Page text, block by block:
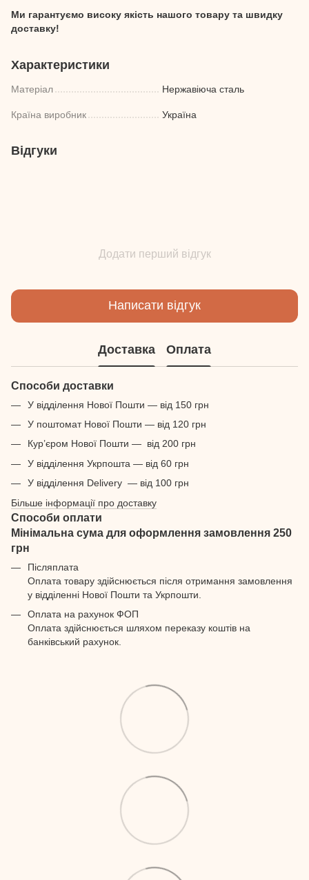
Ми гарантуємо високу якість нашого товару та швидку
доставку!
Характеристики
Матеріал Нержавіюча сталь
Країна виробник Україна
Відгуки
Додати перший відгук
Написати відгук
Доставка Оплата
Способи доставки
У відділення Нової Пошти — від 150 грн
У поштомат Нової Пошти — від 120 грн
Кур’єром Нової Пошти — від 200 грн
У відділення Укрпошта — від 60 грн
У відділення Delivery — від 100 грн
Більше інформації про доставку
Способи оплати
Мінімальна сума для оформлення замовлення 250
грн
Післяплата
Оплата товару здійснюється після отримання замовлення
у відділенні Нової Пошти та Укрпошти.
Оплата на рахунок ФОП
Оплата здійснюється шляхом переказу коштів на
банківський рахунок.